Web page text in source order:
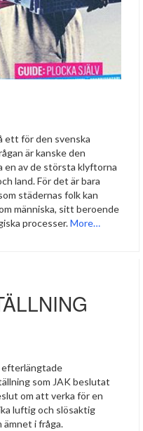
ett för den svenska
är kanske den
av de största klyftorna
land. För det är bara
städernas folk kan
människa, sitt beroende
processer.More…
efterlängtade
som JAK beslutat
om att verka för en
luftig och slösaktig
ämnet i fråga.